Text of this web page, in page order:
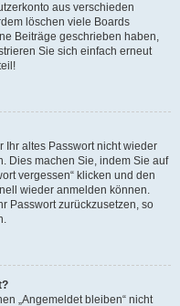
aus verschieden
löschen viele Boards
Beiträge geschrieben haben,
Sie sich einfach erneut
Ihr altes Passwort nicht wieder
Dies machen Sie, indem Sie auf
vergessen“ klicken und den
wieder anmelden können.
Passwort zurückzusetzen, so
„Angemeldet bleiben“ nicht